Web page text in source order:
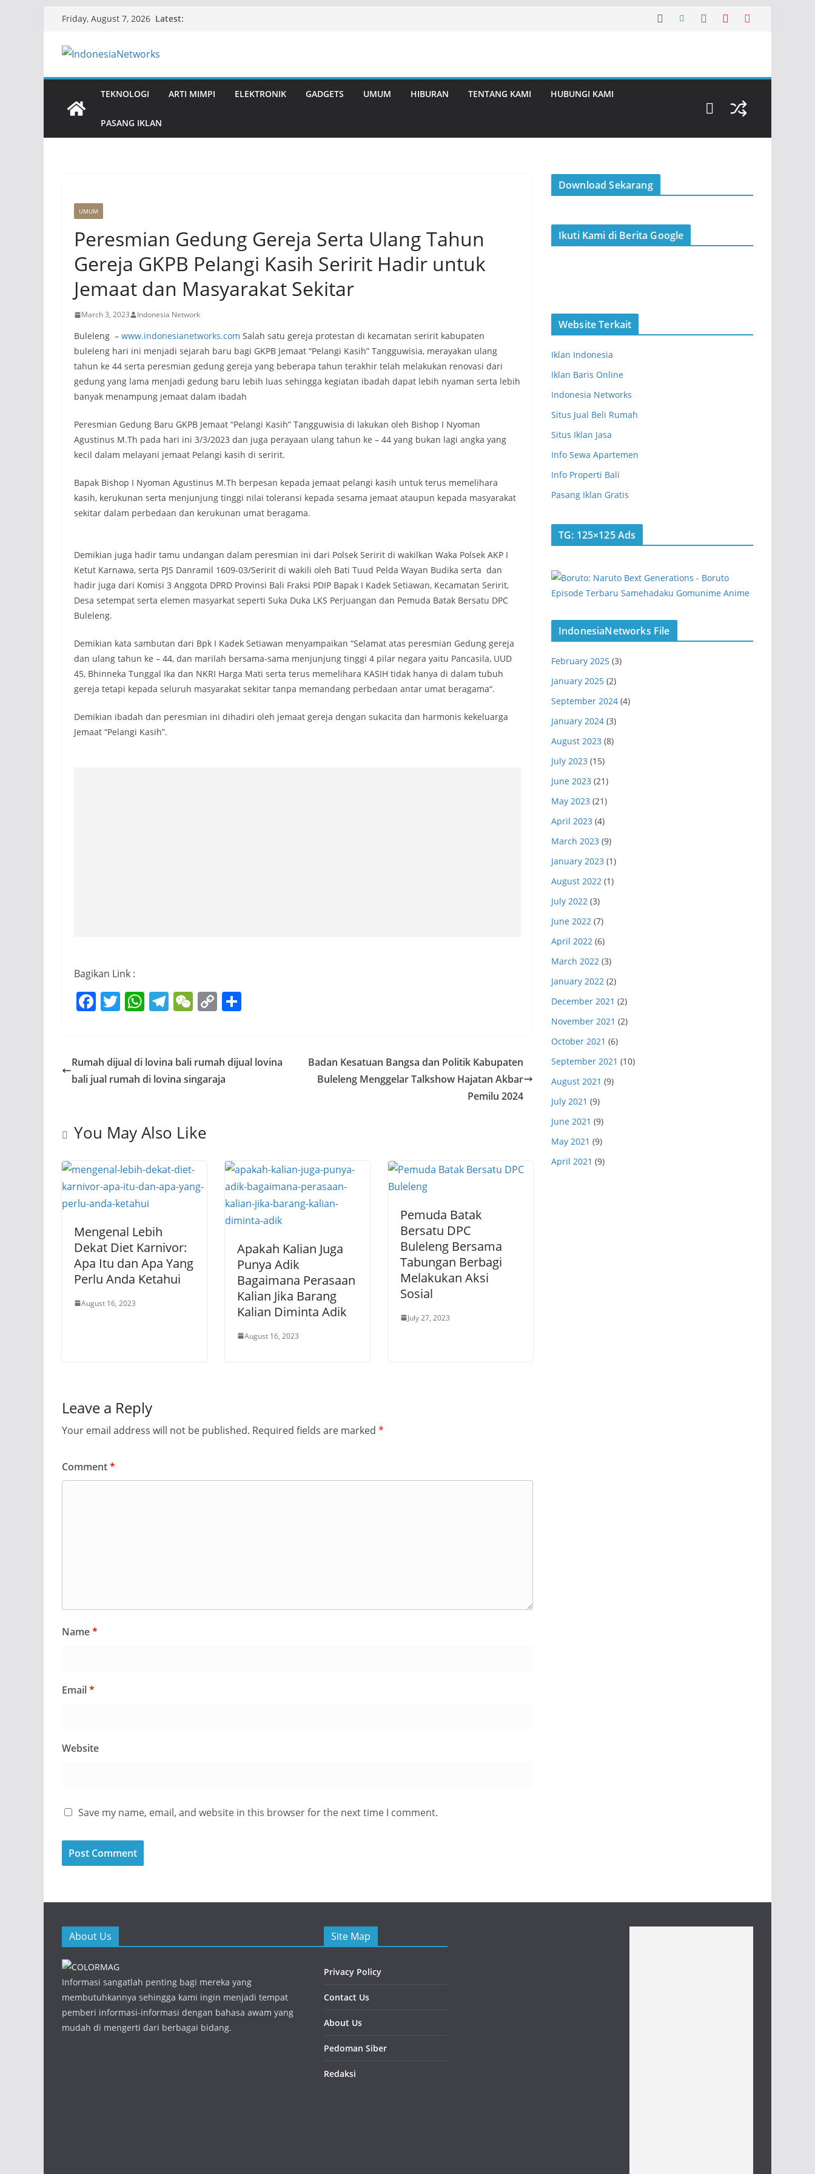
content
Friday, August 7, 2026 Latest:
TEKNOLOGI ARTI MIMPI ELEKTRONIK GADGETS UMUM HIBURAN TENTANG KAMI HUBUNGI KAMI
PASANG IKLAN
UMUM
Peresmian Gedung Gereja Serta Ulang Tahun
Gereja GKPB Pelangi Kasih Seririt Hadir untuk
Jemaat dan Masyarakat Sekitar
March 3, 2023 Indonesia Network
Buleleng – www.indonesianetworks.com Salah satu gereja protestan di kecamatan seririt kabupaten
buleleng hari ini menjadi sejarah baru bagi GKPB Jemaat “Pelangi Kasih” Tangguwisia, merayakan ulang
tahun ke 44 serta peresmian gedung gereja yang beberapa tahun terakhir telah melakukan renovasi dari
gedung yang lama menjadi gedung baru lebih luas sehingga kegiatan ibadah dapat lebih nyaman serta lebih
banyak menampung jemaat dalam ibadah
Peresmian Gedung Baru GKPB Jemaat “Pelangi Kasih” Tangguwisia di lakukan oleh Bishop I Nyoman
Agustinus M.Th pada hari ini 3/3/2023 dan juga perayaan ulang tahun ke – 44 yang bukan lagi angka yang
kecil dalam melayani jemaat Pelangi kasih di seririt.
Bapak Bishop I Nyoman Agustinus M.Th berpesan kepada jemaat pelangi kasih untuk terus memelihara
kasih, kerukunan serta menjunjung tinggi nilai toleransi kepada sesama jemaat ataupun kepada masyarakat
sekitar dalam perbedaan dan kerukunan umat beragama.
Demikian juga hadir tamu undangan dalam peresmian ini dari Polsek Seririt di wakilkan Waka Polsek AKP I
Ketut Karnawa, serta PJS Danramil 1609-03/Seririt di wakili oleh Bati Tuud Pelda Wayan Budika serta dan
hadir juga dari Komisi 3 Anggota DPRD Provinsi Bali Fraksi PDIP Bapak I Kadek Setiawan, Kecamatan Seririt,
Desa setempat serta elemen masyarkat seperti Suka Duka LKS Perjuangan dan Pemuda Batak Bersatu DPC
Buleleng.
Demikian kata sambutan dari Bpk I Kadek Setiawan menyampaikan “Selamat atas peresmian Gedung gereja
dan ulang tahun ke – 44, dan marilah bersama-sama menjunjung tinggi 4 pilar negara yaitu Pancasila, UUD
45, Bhinneka Tunggal Ika dan NKRI Harga Mati serta terus memelihara KASIH tidak hanya di dalam tubuh
gereja tetapi kepada seluruh masyarakat sekitar tanpa memandang perbedaan antar umat beragama“.
Demikian ibadah dan peresmian ini dihadiri oleh jemaat gereja dengan sukacita dan harmonis kekeluarga
Jemaat “Pelangi Kasih”.
Bagikan Link :
F
e
b
k
T
er
W
s
A
T
gr
a
W
h
at
C
y
Li
e
Rumah dijual di lovina bali rumah dijual lovina
bali jual rumah di lovina singaraja
Badan Kesatuan Bangsa dan Politik Kabupaten
Buleleng Menggelar Talkshow Hajatan Akbar
Pemilu 2024
You May Also Like
Mengenal Lebih
Dekat Diet Karnivor:
Apa Itu dan Apa Yang
Perlu Anda Ketahui
August 16, 2023
Apakah Kalian Juga
Punya Adik
Bagaimana Perasaan
Kalian Jika Barang
Kalian Diminta Adik
August 16, 2023
Pemuda Batak
Bersatu DPC
Buleleng Bersama
Tabungan Berbagi
Melakukan Aksi
Sosial
July 27, 2023
Leave a Reply
Your email address will not be published. Required fields are marked *
Comment*
Name*
Email*
Website
Save my name, email, and website in this browser for the next time I comment.
Download Sekarang
Ikuti Kami di Berita Google
Website Terkait
Iklan Indonesia
Iklan Baris Online
Indonesia Networks
Situs Jual Beli Rumah
Situs Iklan Jasa
Info Sewa Apartemen
Info Properti Bali
Pasang Iklan Gratis
TG: 125×125 Ads
IndonesiaNetworks File
February 2025 (3)
January 2025 (2)
September 2024 (4)
January 2024 (3)
August 2023 (8)
July 2023 (15)
June 2023 (21)
May 2023 (21)
April 2023 (4)
March 2023 (9)
January 2023 (1)
August 2022 (1)
July 2022 (3)
June 2022 (7)
April 2022 (6)
March 2022 (3)
January 2022 (2)
December 2021 (2)
November 2021 (2)
October 2021 (6)
September 2021 (10)
August 2021 (9)
July 2021 (9)
June 2021 (9)
May 2021 (9)
April 2021 (9)
About Us
Informasi sangatlah penting bagi mereka yang
membutuhkannya sehingga kami ingin menjadi tempat
pemberi informasi-informasi dengan bahasa awam yang
mudah di mengerti dari berbagai bidang.
Site Map
Privacy Policy
Contact Us
About Us
Pedoman Siber
Redaksi